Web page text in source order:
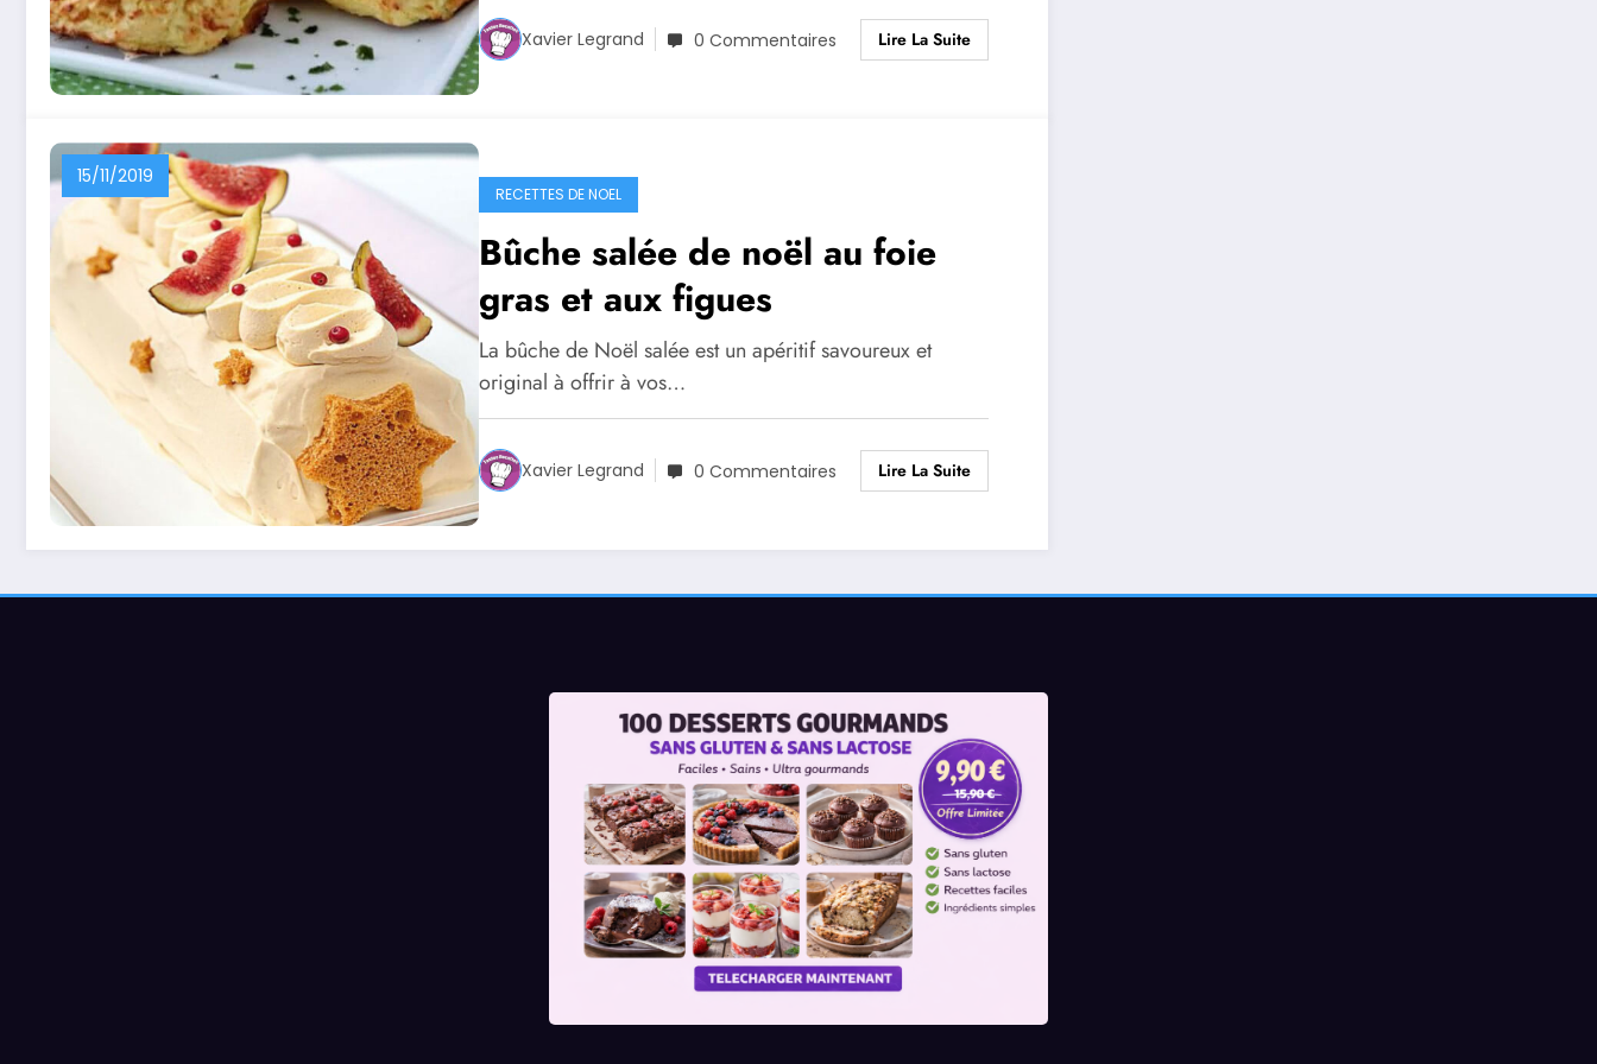
Xavier Legrand 0 Commentaires Lire La Suite
15/11/2019
RECETTES DE NOEL
Bûche salée de noël au foie
gras et aux figues
La bûche de Noël salée est un apéritif savoureux et
original à offrir à vos…
Xavier Legrand 0 Commentaires Lire La Suite